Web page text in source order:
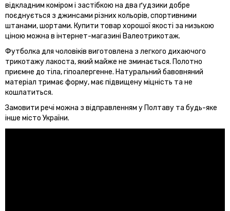
відкладним коміром і застібкою на два ґудзики добре
поєднується з джинсами різних кольорів, спортивними
штанами, шортами. Купити товар хорошої якості за низькою
ціною можна в інтернет-магазині Валеотрикотаж.
Футболка для чоловіків виготовлена з легкого дихаючого
трикотажу лакоста, який майже не зминається. Полотно
приємне до тіла, гіпоалергенне. Натуральний бавовняний
матеріал тримає форму, має підвищену міцність та не
кошлатиться.
Замовити речі можна з відправленням у Полтаву та будь-яке
інше місто України.